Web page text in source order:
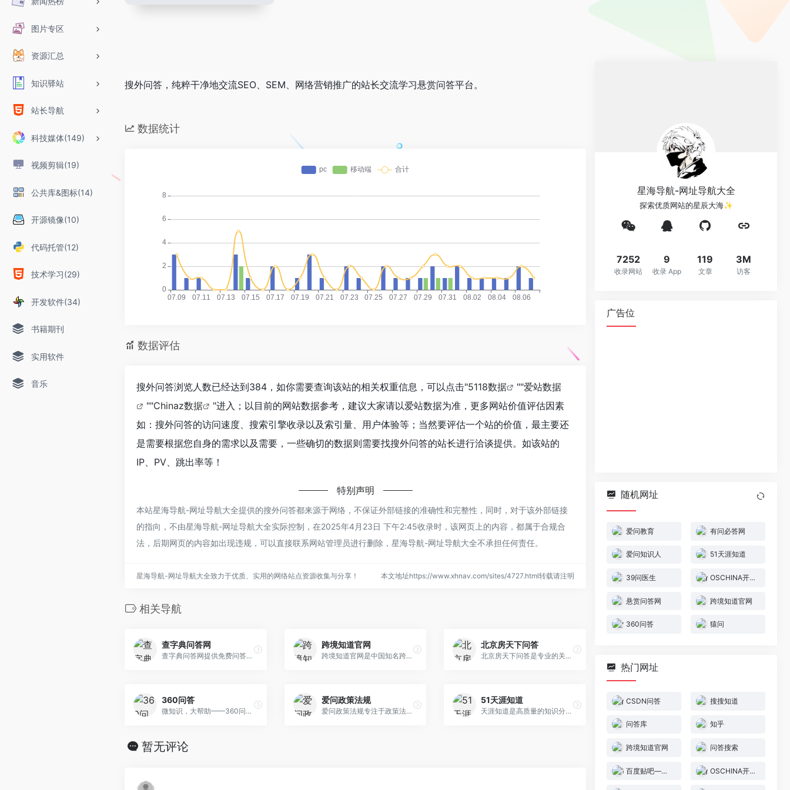
图片专区
资源汇总
知识驿站
站长导航
科技媒体(149)
视频剪辑(19)
公共库&图标(14)
开源镜像(10)
代码托管(12)
技术学习(29)
开发软件(34)
书籍期刊
实用软件
音乐
搜外问答，纯粹干净地交流SEO、SEM、网络营销推广的站长交流学习悬赏问答平台。
数据统计
数据评估
搜外问答浏览人数已经达到384，如你需要查询该站的相关权重信息，可以点击"5118数据 ""爱站数据
""Chinaz数据
"进入；以目前的网站数据参考，建议大家请以爱站数据为准，更多网站价值评估因素
如：搜外问答的访问速度、搜索引擎收录以及索引量、用户体验等；当然要评估一个站的价值，最主要还
是需要根据您自身的需求以及需要，一些确切的数据则需要找搜外问答的站长进行洽谈提供。如该站的
IP、PV、跳出率等！
特别声明
本站星海导航-网址导航大全提供的搜外问答都来源于网络，不保证外部链接的准确性和完整性，同时，对于该外部链接
的指向，不由星海导航-网址导航大全实际控制，在2025年4月23日 下午2:45收录时，该网页上的内容，都属于合规合
法，后期网页的内容如出现违规，可以直接联系网站管理员进行删除，星海导航-网址导航大全不承担任何责任。
星海导航-网址导航大全致力于优质、实用的网络站点资源收集与分享！ 本文地址https://www.xhnav.com/sites/4727.html转载请注明
相关导航
查字典问答网
查字典问答网提供免费问答平...
跨境知道官网
跨境知道官网是中国知名跨境...
北京房天下问答
北京房天下问答是专业的关于...
360问答
微知识，大帮助——360问答是一...
爱问政策法规
爱问政策法规专注于政策法规...
51天涯知道
天涯知道是高质量的知识分享...
暂无评论
星海导航-网址导航大全
探索优质网站的星辰大海✨
7252
收录网站
9
收录 App
119
文章
3M
访客
广告位
随机网址
爱问教育 有问必答网
爱问知识人 51天涯知道
39问医生 OSCHINA开源问答
悬赏问答网 跨境知道官网
360问答 猿问
热门网址
CSDN问答 搜搜知道
问答库 知乎
跨境知道官网 问答搜索
百度贴吧——全球领先的中文社区 OSCHINA开源问答